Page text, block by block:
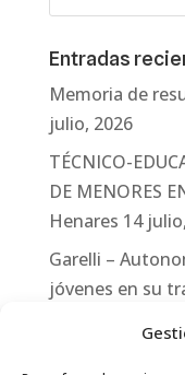
Entradas
Memoria de
julio, 2026
TÉCNICO-
DE MENORES
Henares 14
Garelli –
jóvenes en su